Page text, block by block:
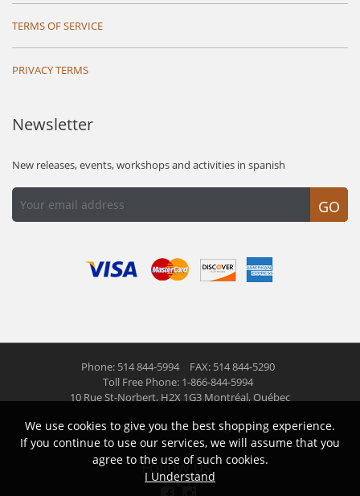
TERMS OF SERVICE
PRIVACY TERMS
Newsletter
New releases, events, workshops and activities in spanish
GO
Phone: 514 844-5994
FAX: 514 844-5290
Toll Free Phone: 1-866-844-5994
10 Rue St-Norbert, H2X 1G3 Montréal, Québec
© 2026 Las Americas inc. All right reserved
Follow us
We use cookies to give you the best shopping experience.
If you continue to use our services, we will assume that you
agree to the use of such cookies.
I Understand